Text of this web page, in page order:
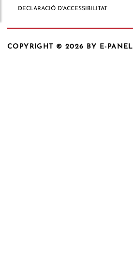
DECLARACIÓ D'ACCESSIBILITAT
COPYRIGHT © 2026 BY E-PANEL